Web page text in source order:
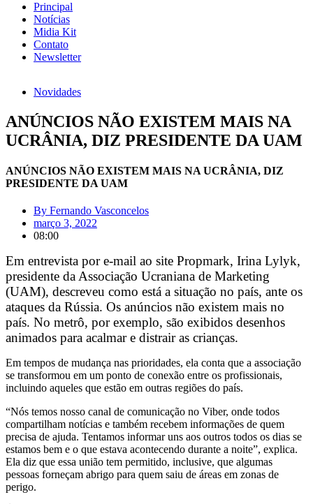
Principal
Notícias
Midia Kit
Contato
Newsletter
Novidades
ANÚNCIOS NÃO EXISTEM MAIS NA
UCRÂNIA, DIZ PRESIDENTE DA UAM
ANÚNCIOS NÃO EXISTEM MAIS NA UCRÂNIA, DIZ
PRESIDENTE DA UAM
By Fernando Vasconcelos
março 3, 2022
08:00
Em entrevista por e-mail ao site Propmark, Irina Lylyk,
presidente da Associação Ucraniana de Marketing
(UAM), descreveu como está a situação no país, ante os
ataques da Rússia. Os anúncios não existem mais no
país. No metrô, por exemplo, são exibidos desenhos
animados para acalmar e distrair as crianças.
Em tempos de mudança nas prioridades, ela conta que a associação
se transformou em um ponto de conexão entre os profissionais,
incluindo aqueles que estão em outras regiões do país.
“Nós temos nosso canal de comunicação no Viber, onde todos
compartilham notícias e também recebem informações de quem
precisa de ajuda. Tentamos informar uns aos outros todos os dias se
estamos bem e o que estava acontecendo durante a noite”, explica.
Ela diz que essa união tem permitido, inclusive, que algumas
pessoas forneçam abrigo para quem saiu de áreas em zonas de
perigo.